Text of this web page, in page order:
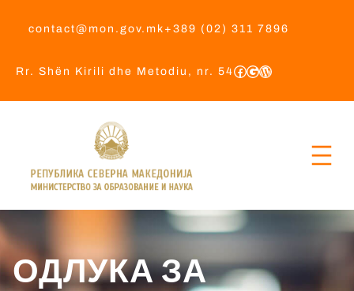
contact@mon.gov.mk +389 (02) 311 7896
Rr. Shën Kirili dhe Metodiu, nr. 54
ОДЛУКА ЗА